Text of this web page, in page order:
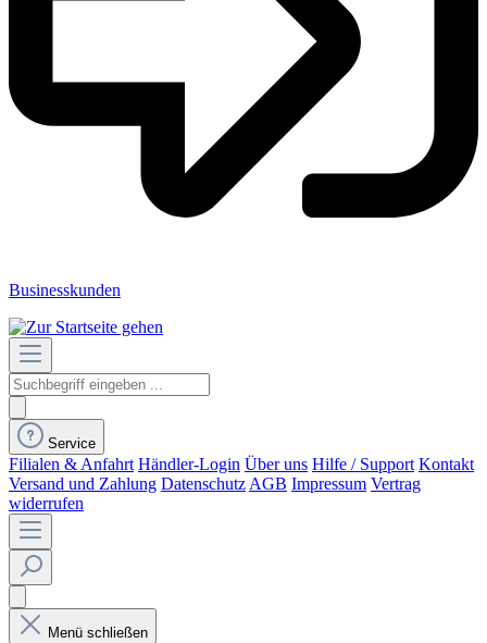
Businesskunden
Service
Filialen & Anfahrt Händler-Login Über uns Hilfe / Support Kontakt
Versand und Zahlung Datenschutz AGB Impressum Vertrag
widerrufen
Menü schließen